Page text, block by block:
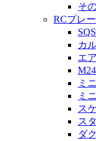
そ
RCプレ
カ
エ
ミ
ミ
ス
ス
ダ